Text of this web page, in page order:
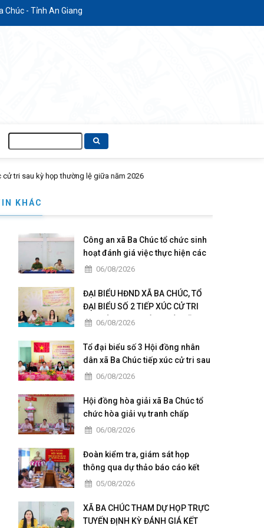
Tỉnh An Giang
kiếm
KHÁC
Công an xã Ba Chúc tổ chức sinh
hoạt đánh giá việc thực hiện các
quy định về dân chủ trong Công
06/08/2026
ĐẠI BIỂU HĐND XÃ BA CHÚC, TỔ
ĐẠI BIỂU SỐ 2 TIẾP XÚC CỬ TRI
SAU KỲ HỌP THƯỜNG LỆ GIỮA
06/08/2026
Tổ đại biểu số 3 Hội đồng nhân
dân xã Ba Chúc tiếp xúc cử tri sau
kỳ họp thường lệ giữa năm 2026
06/08/2026
Hội đồng hòa giải xã Ba Chúc tổ
chức hòa giải vụ tranh chấp
quyền sử dụng đất
06/08/2026
Đoàn kiểm tra, giám sát họp
thông qua dự thảo báo cáo kết
quả kiểm tra, giám sát
05/08/2026
XÃ BA CHÚC THAM DỰ HỌP TRỰC
TUYẾN ĐỊNH KỲ ĐÁNH GIÁ KẾT